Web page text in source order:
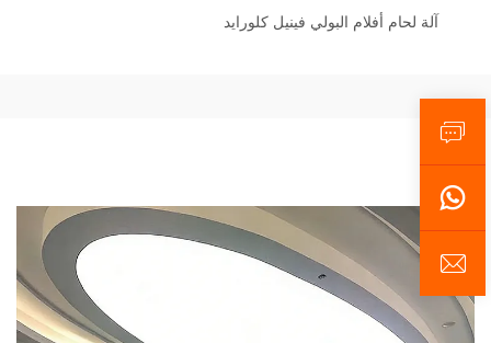
آلة لحام أفلام البولي فينيل كلورايد